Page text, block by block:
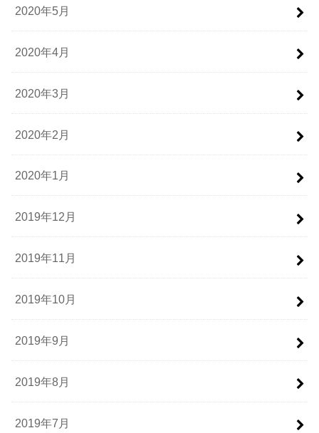
2020年5月
2020年4月
2020年3月
2020年2月
2020年1月
2019年12月
2019年11月
2019年10月
2019年9月
2019年8月
2019年7月